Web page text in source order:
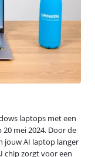
laptops met een
mei 2024. Door de
jouw AI laptop langer
chip zorgt voor een